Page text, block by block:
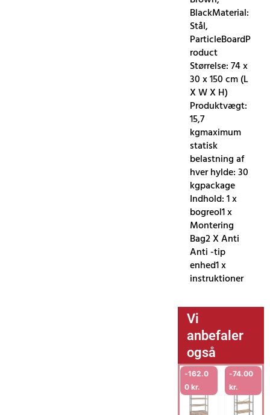
BlackMaterial:
Stål,
ParticleBoardP
roduct
Størrelse: 74 x
30 x 150 cm (L
X W X H)
Produktvægt:
15,7
kgmaximum
statisk
belastning af
hver hylde: 30
kgpackage
Indhold: 1 x
bogreol1 x
Montering
Bag2 X Anti
Anti -tip
enhed1 x
instruktioner
Vi
anbefaler
også
-162.0
0kr.
-74.00
kr.